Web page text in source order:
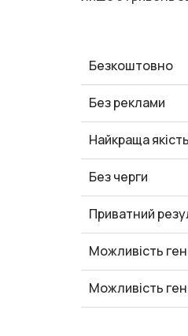
Безкоштовно
Без реклами
Найкраща якість
Без черги
Приватний
Можливість
Можливість